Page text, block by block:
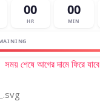
00
HR
00
MIN
সময় শেষে আগের দামে ফিরে যাবে